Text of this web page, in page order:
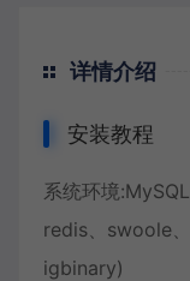
详情介绍
安装教程
系统环境
redis、swoole、
igbinary)